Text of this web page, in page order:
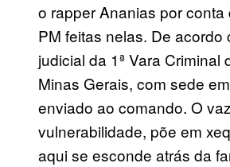
o rapper Ananias por
PM feitas nelas. De
judicial da 1ª Vara
Minas Gerais, com sede
enviado ao comando. O
vulnerabilidade, põe em
aqui se esconde atrás da